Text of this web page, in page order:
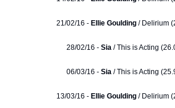
21/02/16 - Ellie Goulding / Delirium
28/02/16 - Sia / This is Acting
06/03/16 - Sia / This is Acting
13/03/16 - Ellie Goulding / Delirium